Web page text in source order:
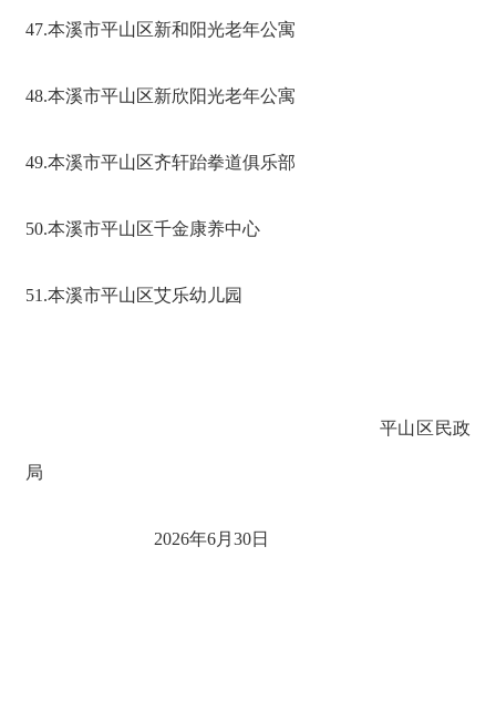
47.本溪市平山区新和阳光老年公寓
48.本溪市平山区新欣阳光老年公寓
49.本溪市平山区齐轩跆拳道俱乐部
50.本溪市平山区千金康养中心
51.本溪市平山区艾乐幼儿园
平山区民政
局
2026年6月30日